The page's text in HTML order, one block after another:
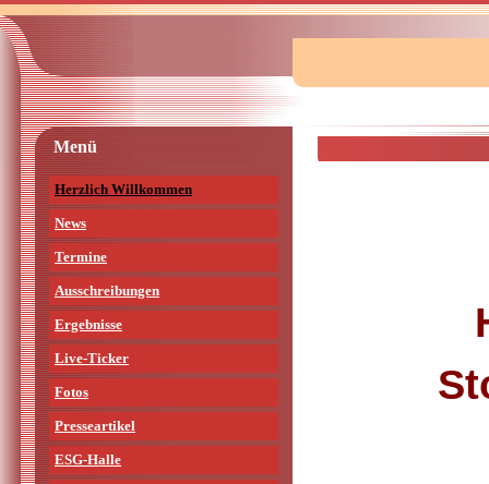
Menü
Herzlich Willkommen
News
Termine
Ausschreibungen
Ergebnisse
Live-Ticker
Fotos
Presseartikel
ESG-Halle